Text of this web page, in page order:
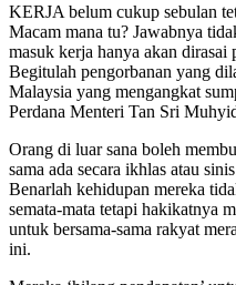
KERJA belum cukup sebulan
Macam mana tu? Jawabnya
masuk kerja hanya akan
Begitulah pengorbanan yang
Malaysia yang mengangkat
Perdana Menteri Tan Sri
Orang di luar sana boleh
sama ada secara ikhlas atau
Benarlah kehidupan mereka
semata-mata tetapi hakikatnya
untuk bersama-sama rakyat
ini.